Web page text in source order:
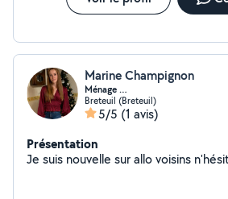
Marine Champignon
Ménage …
Breteuil (Breteuil)
5/5 (1 avis)
Présentation
Je suis nouvelle sur allo voisins